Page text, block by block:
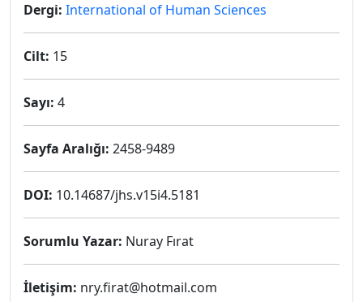
Dergi: International of Human Sciences
Cilt: 15
Sayı: 4
Sayfa Aralığı: 2458-9489
DOI: 10.14687/jhs.v15i4.5181
Sorumlu Yazar: Nuray Fırat
İletişim: nry.firat@hotmail.com